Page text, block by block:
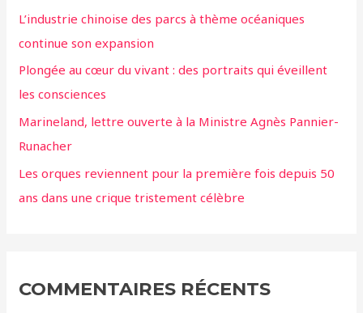
L’industrie chinoise des parcs à thème océaniques
continue son expansion
Plongée au cœur du vivant : des portraits qui éveillent
les consciences
Marineland, lettre ouverte à la Ministre Agnès Pannier-
Runacher
Les orques reviennent pour la première fois depuis 50
ans dans une crique tristement célèbre
COMMENTAIRES RÉCENTS